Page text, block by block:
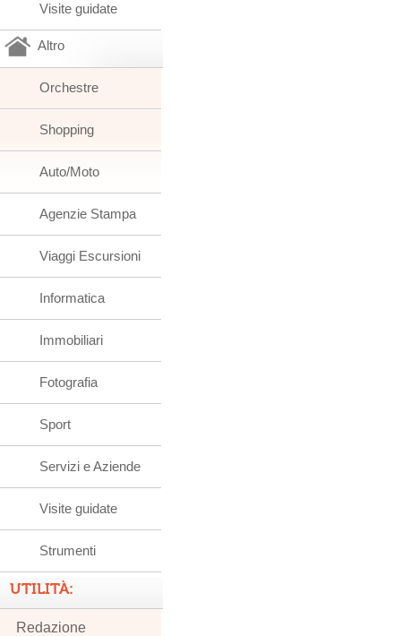
Visite guidate
Altro
Orchestre
Shopping
Auto/Moto
Agenzie Stampa
Viaggi Escursioni
Informatica
Immobiliari
Fotografia
Sport
Servizi e Aziende
Visite guidate
Strumenti
UTILITÀ:
Redazione